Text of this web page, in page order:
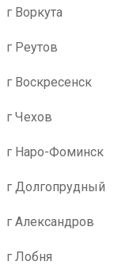
г Воркута
г Реутов
г Воскресенск
г Чехов
г Наро-Фоминск
г Долгопрудный
г Александров
г Лобня